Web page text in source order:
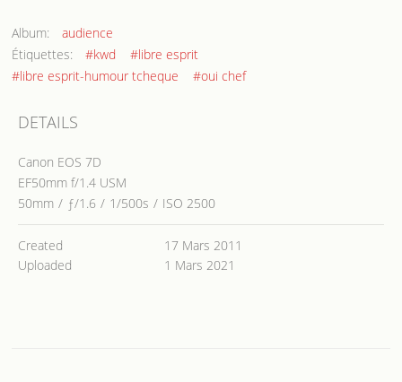
Album:
audience
Étiquettes:
#kwd
#libre esprit
#libre esprit-humour tcheque
#oui chef
DETAILS
Canon EOS 7D
EF50mm f/1.4 USM
50mm / ƒ/1.6 / 1/500s / ISO 2500
Created
17 Mars 2011
Uploaded
1 Mars 2021